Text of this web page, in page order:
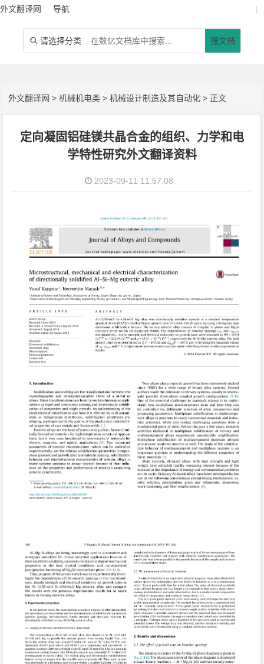
外文翻译网 导航 |
 请选择分类 搜文档
外文翻译网 >机械机电类 >机械设计制造及其自动化 > 正文
定向凝固铝硅镁共晶合金的组织、力学和电
学特性研究外文翻译资料
2023-09-11 11:57:08